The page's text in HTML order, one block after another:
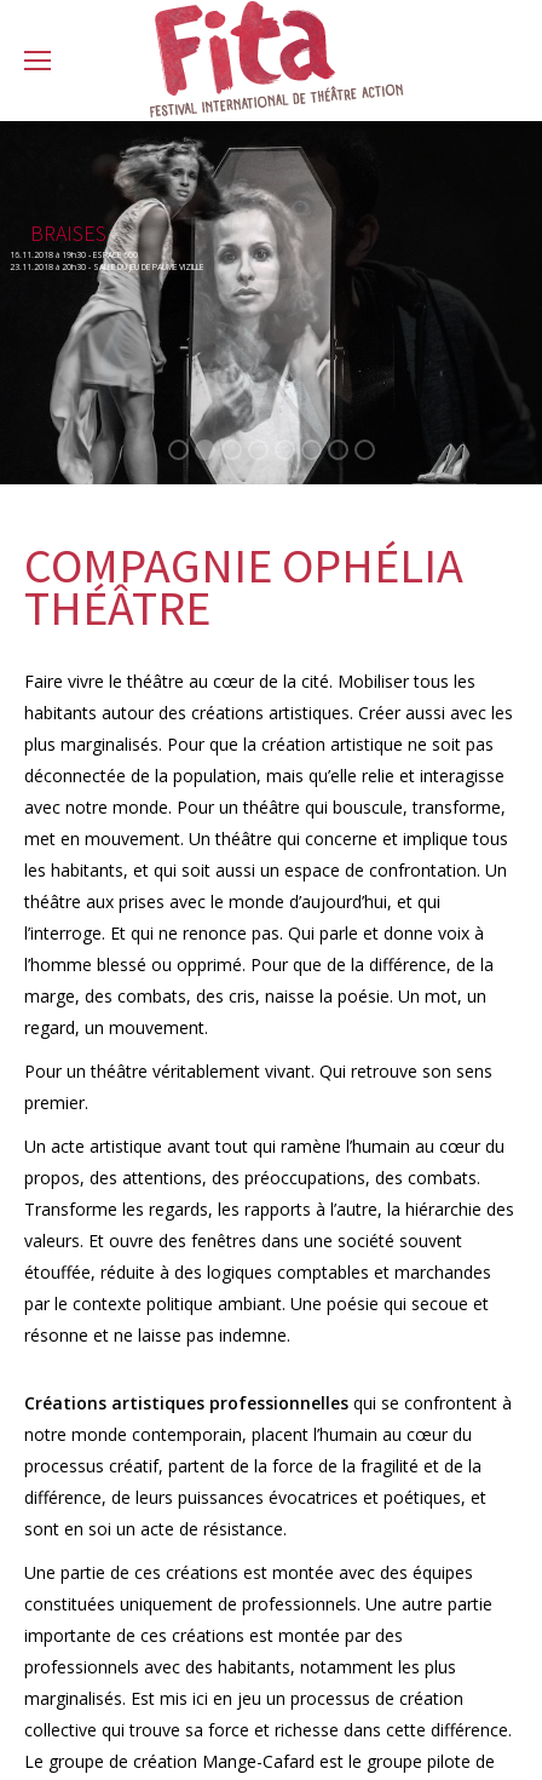
BRAISES
16.11.2018 à 19h30 - ESPACE 600
23.11.2018 à 20h30 - SALLE DU JEU DE PAUME VIZILLE
COMPAGNIE OPHÉLIA
THÉÂTRE
Faire vivre le théâtre au cœur de la cité. Mobiliser tous les
habitants autour des créations artistiques. Créer aussi avec les
plus marginalisés. Pour que la création artistique ne soit pas
déconnectée de la population, mais qu’elle relie et interagisse
avec notre monde. Pour un théâtre qui bouscule, transforme,
met en mouvement. Un théâtre qui concerne et implique tous
les habitants, et qui soit aussi un espace de confrontation. Un
théâtre aux prises avec le monde d’aujourd’hui, et qui
l’interroge. Et qui ne renonce pas. Qui parle et donne voix à
l’homme blessé ou opprimé. Pour que de la différence, de la
marge, des combats, des cris, naisse la poésie. Un mot, un
regard, un mouvement.
Pour un théâtre véritablement vivant. Qui retrouve son sens
premier.
Un acte artistique avant tout qui ramène l’humain au cœur du
propos, des attentions, des préoccupations, des combats.
Transforme les regards, les rapports à l’autre, la hiérarchie des
valeurs. Et ouvre des fenêtres dans une société souvent
étouffée, réduite à des logiques comptables et marchandes
par le contexte politique ambiant. Une poésie qui secoue et
résonne et ne laisse pas indemne.
Créations artistiques professionnelles qui se confrontent à
notre monde contemporain, placent l’humain au cœur du
processus créatif, partent de la force de la fragilité et de la
différence, de leurs puissances évocatrices et poétiques, et
sont en soi un acte de résistance.
Une partie de ces créations est montée avec des équipes
constituées uniquement de professionnels. Une autre partie
importante de ces créations est montée par des
professionnels avec des habitants, notamment les plus
marginalisés. Est mis ici en jeu un processus de création
collective qui trouve sa force et richesse dans cette différence.
Le groupe de création Mange-Cafard est le groupe pilote de